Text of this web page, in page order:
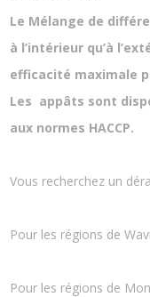
Le Mélange de
à l’intérieur qu’à
efficacité maximale
Les appâts sont
aux normes HACCP.
Vous recherchez un
Pour les régions de
Pour les régions de